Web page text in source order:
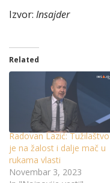
Izvor: Insajder
Related
Radovan Lazić: Tužilaštvo
je na žalost i dalje mač u
rukama vlasti
Novembar 3, 2023